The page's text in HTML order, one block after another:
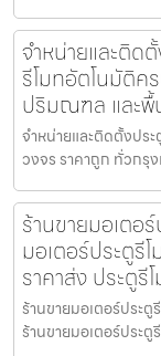
จำหน่ายและติด
รีโมทอัตโนมัติค
ปริมณฑล และพื้
จำหน่ายและติดตั้งปร
วงจร ราคาถูก ทั่วกรุ
ร้านขายมอเตอ
มอเตอร์ประตูรี
ราคาส่ง ประตูรี
ร้านขายมอเตอร์ประ
ร้านขายมอเตอร์ประ